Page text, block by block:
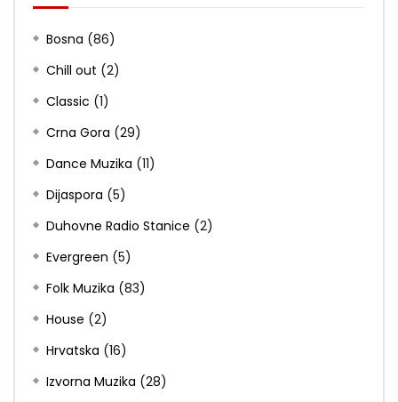
Bosna (86)
Chill out (2)
Classic (1)
Crna Gora (29)
Dance Muzika (11)
Dijaspora (5)
Duhovne Radio Stanice (2)
Evergreen (5)
Folk Muzika (83)
House (2)
Hrvatska (16)
Izvorna Muzika (28)